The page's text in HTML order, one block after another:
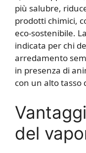
più salubre,
prodotti chimici,
eco-sostenibile.
indicata per chi
arredamento
in presenza di
con un alto tasso
del